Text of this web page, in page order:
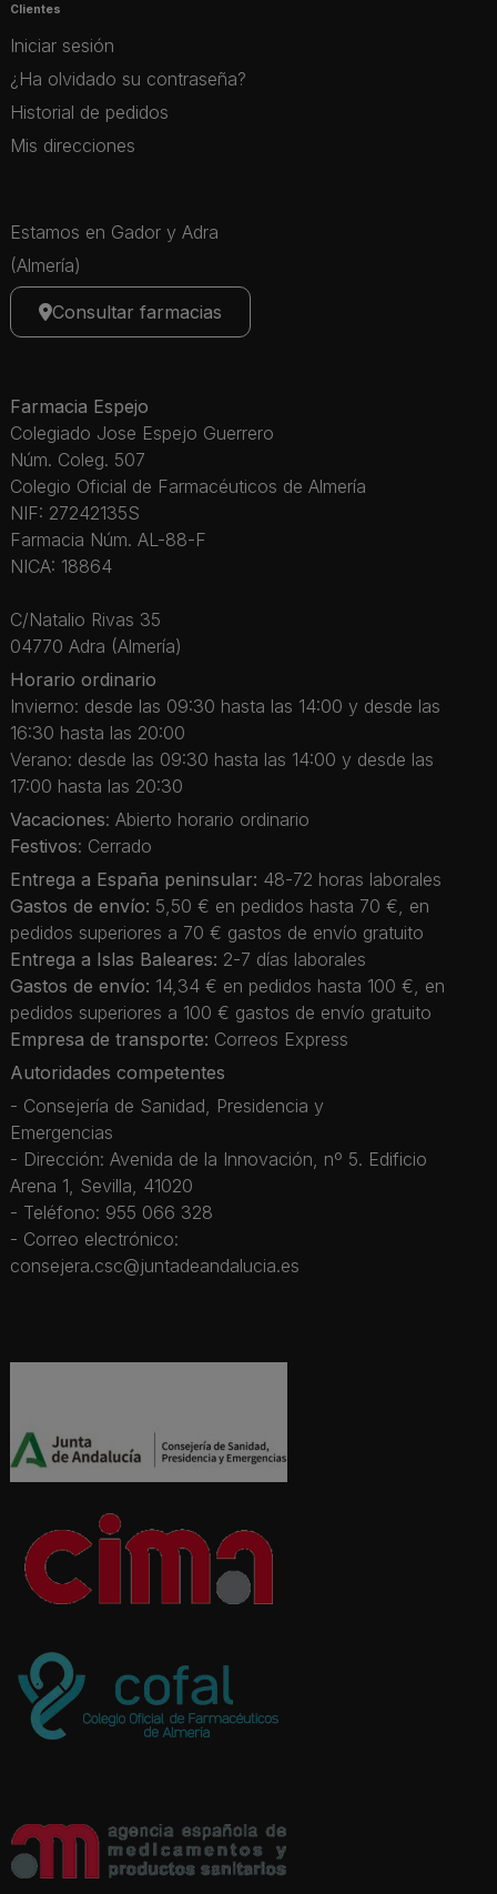
Clientes
Iniciar sesión
¿Ha olvidado su contraseña?
Historial de pedidos
Mis direcciones
Estamos en Gador y Adra
(Almería)
Consultar farmacias
Farmacia Espejo
Colegiado Jose Espejo Guerrero
Núm. Coleg. 507
Colegio Oficial de Farmacéuticos de Almería
NIF: 27242135S
Farmacia Núm. AL-88-F
NICA: 18864
C/Natalio Rivas 35
04770 Adra (Almería)
Horario ordinario
Invierno: desde las 09:30 hasta las 14:00 y desde las
16:30 hasta las 20:00
Verano: desde las 09:30 hasta las 14:00 y desde las
17:00 hasta las 20:30
Vacaciones: Abierto horario ordinario
Festivos: Cerrado
Entrega a España peninsular: 48-72 horas laborales
Gastos de envío: 5,50 € en pedidos hasta 70 €, en
pedidos superiores a 70 € gastos de envío gratuito
Entrega a Islas Baleares: 2-7 días laborales
Gastos de envío: 14,34 € en pedidos hasta 100 €, en
pedidos superiores a 100 € gastos de envío gratuito
Empresa de transporte: Correos Express
Autoridades competentes
- Consejería de Sanidad, Presidencia y
Emergencias
- Dirección: Avenida de la Innovación, nº 5. Edificio
Arena 1, Sevilla, 41020
- Teléfono: 955 066 328
- Correo electrónico:
consejera.csc@juntadeandalucia.es